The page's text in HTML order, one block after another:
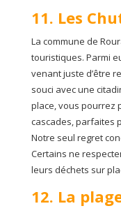
11. Les
La commune de
touristiques. Parmi
venant juste d’être
souci avec une
place, vous pourrez
cascades, parfaites
Notre seul regret
Certains ne
leurs déchets sur
12. La